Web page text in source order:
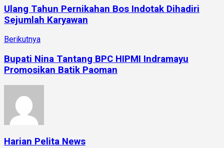
Ulang Tahun Pernikahan Bos Indotak Dihadiri
Sejumlah Karyawan
Berikutnya
Bupati Nina Tantang BPC HIPMI Indramayu
Promosikan Batik Paoman
Harian Pelita News